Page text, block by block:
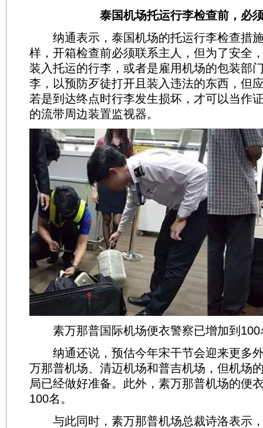
泰国机场托运行李检查前，必
纳通表示，泰国机场的托运行李检查措
样，开箱检查前必须联系主人，但为了安全
装入托运的行李，或者是雇用机场的包装部
李，以预防歹徒打开且装入违法的东西，但
若是到达终点时行李发生损坏，才可以当作
的流带周边装置监视器。
素万那普国际机场便衣警察已增加到100
纳通还说，预估今年宋干节会迎来更多
万那普机场、清迈机场和普吉机场，但机场
局已经做好准备。此外，素万那普机场的便
100名。
与此同时，素万那普机场总裁诗洛表示